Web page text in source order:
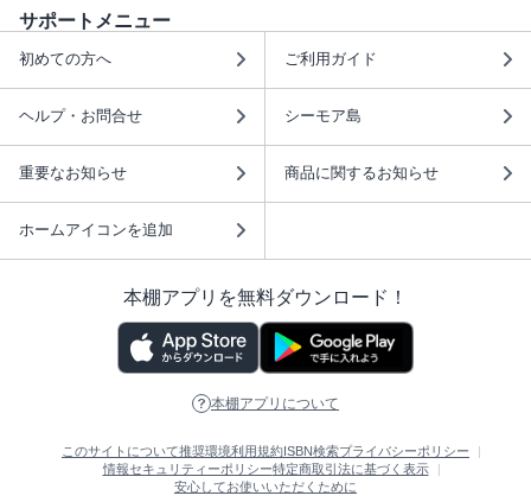
サポートメニュー
初めての方へ ご利用ガイド
ヘルプ・お問合せ シーモア島
重要なお知らせ 商品に関するお知らせ
ホームアイコンを追加
本棚アプリを無料ダウンロード！
本棚アプリについて
このサイトについて推奨環境利用規約 ISBN検索プライバシーポリシー
情報セキュリティーポリシー特定商取引法に基づく表示
安心してお使いいただくために